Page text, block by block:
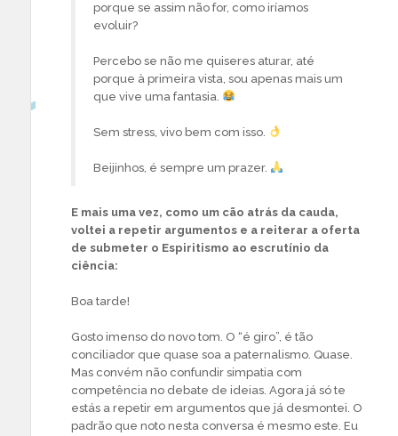
porque se assim não for, como iríamos
evoluir?
Percebo se não me quiseres aturar, até
porque à primeira vista, sou apenas mais um
que vive uma fantasia.
Sem stress, vivo bem com isso.
Beijinhos, é sempre um prazer.
E mais uma vez, como um cão atrás da cauda,
voltei a repetir argumentos e a reiterar a oferta
de submeter o Espiritismo ao escrutínio da
ciência:
Boa tarde!
Gosto imenso do novo tom. O “é giro”, é tão
conciliador que quase soa a paternalismo. Quase.
Mas convém não confundir simpatia com
competência no debate de ideias. Agora já só te
estás a repetir em argumentos que já desmontei. O
padrão que noto nesta conversa é mesmo este. Eu